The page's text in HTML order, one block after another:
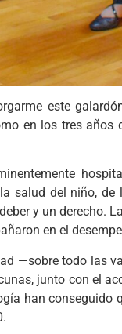
este
en los tres
salud del niño,
y un
en el
—sobre todo las
junto con el
han